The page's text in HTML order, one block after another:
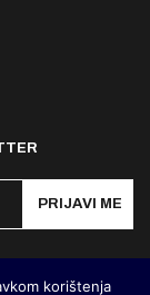
PRIJAVI ME
korištenja